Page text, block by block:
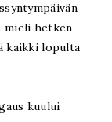
mieli hetken
kaikki lopulta
kuului